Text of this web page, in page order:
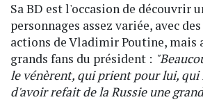
Sa BD est l'occasion de découvrir
personnages assez variée, avec
actions de Vladimir Poutine, mais
grands fans du président :
le vénèrent, qui prient pour lui, qui
d'avoir refait de la Russie une